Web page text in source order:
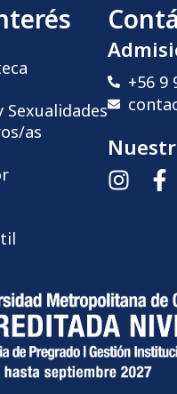
Sexualidades
as
+56 9